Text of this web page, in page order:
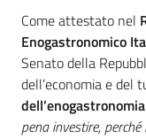
Come attestato nel
Enogastronomico
Senato della
dell’economia e del
dell’enogastronomia
pena investire,